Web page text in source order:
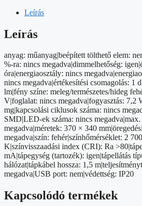
mennyiség
Leírás
Leírás
anyag: műanyag|beépített tölthető elem:
%-ra: nincs megadva|dimmelhetőség:
óra|energiaosztály: nincs
nincs megadva|értékesítési csomagolás: 1
lm|fény színe: meleg/természetes/hideg
V|foglalat: nincs megadva|fogyasztás: 7,2
mg|kapcsolási ciklusok száma: nincs
SMD|LED-ek száma: nincs
megadva|méretek: 370 × 340
megadva|szín: fehér|színhőmérséklet: 2
K|színvisszaadási index (CRI): Ra
mA|tápegység (tartozék): igen|tápellátás
hálózat|tápkábel hossza: 1,5
megadva|USB port: nem|védettség: IP20
Kapcsolódó termékek